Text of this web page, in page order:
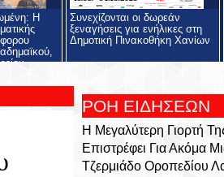
Η
Συνεχίζονται οι δωρεάν
ξεναγήσεις για ενήλικες στη
Δημοτική Πινακοθήκη Χανίων
ΡΟΗ ΕΙΔΗΣΕΩΝ
Η Μεγαλύτερη Γιορτή
Επιστρέφει Για Ακόμα
Τζερμιάδο Οροπεδίου